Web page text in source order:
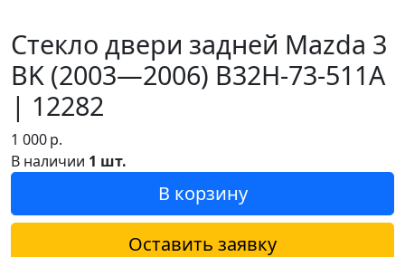
Стекло двери задней Mazda 3
BK (2003—2006) B32H-73-511A
| 12282
1 000р.
В наличии 1 шт.
В корзину
Оставить заявку